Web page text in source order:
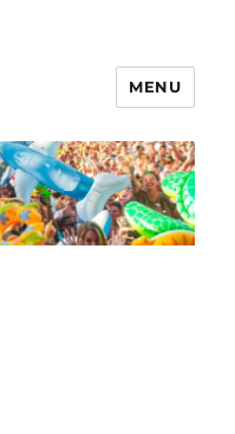
MENU